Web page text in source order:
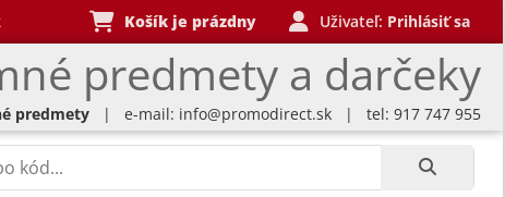
predmety a darčeky
Košík je prázdny Uživateľ: Prihlásiť sa
predmety | e-mail: info@promodirect.sk | tel: 917 747 955